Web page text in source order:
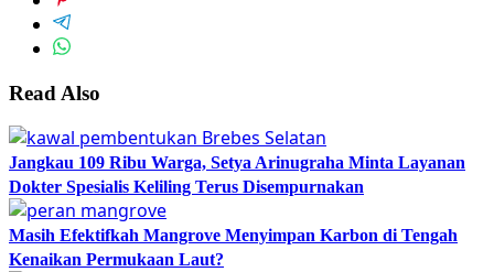
Read Also
Jangkau 109 Ribu Warga, Setya Arinugraha Minta Layanan
Dokter Spesialis Keliling Terus Disempurnakan
Masih Efektifkah Mangrove Menyimpan Karbon di Tengah
Kenaikan Permukaan Laut?